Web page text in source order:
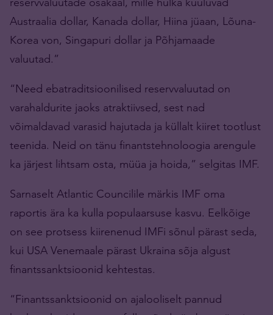
Austraalia dollar, Kanada dollar, Hiina jüaan, Lõuna-
Korea von, Singapuri dollar ja Põhjamaade
valuutad.”
“Need ebatraditsioonilised reservvaluutad on
varahaldurite jaoks atraktiivsed, sest nad
võimaldavad varasid hajutada ja küllalt kiiret tootlust
teenida. Neid on tänu finantstehnoloogia arengule
ka järjest lihtsam osta, müüa ja hoida,” selgitas IMF.
Sarnaselt Atlantic Councilile märkis IMF oma
raportis ära ka kulla populaarsuse kasvu. Eelkõige
on see protsess kiirenenud IMFi sõnul pärast seda,
kui USA Venemaale pärast Ukraina sõja algust
finantssanktsioonid kehtestas.
“Finantssanktsioonid on ajalooliselt pannud